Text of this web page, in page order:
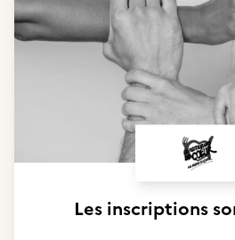
Les inscriptions